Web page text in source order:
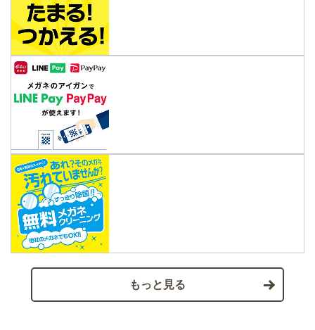
もっと見る